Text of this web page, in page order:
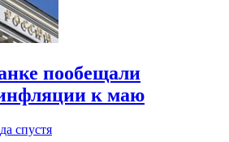
пообещали
к маю
спустя